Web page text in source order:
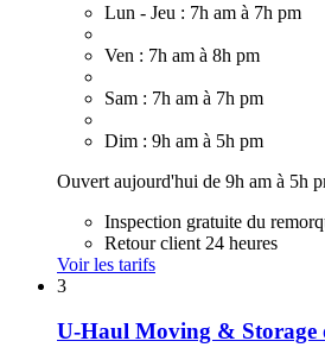
Lun - Jeu : 7h am à 7h pm
Ven : 7h am à 8h pm
Sam : 7h am à 7h pm
Dim : 9h am à 5h pm
Ouvert aujourd'hui de 9h am à 5h
Inspection gratuite du
Retour client 24 heures
Voir les tarifs
3
U-Haul Moving & Storage